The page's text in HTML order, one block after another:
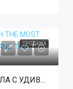
ПРОДАЖА
LA QUINTA: ПОТРЯСАЮЩАЯ ВИЛЛА С УДИВИТЕЛЬНЫМИ ВИДАМИ НА ГОРЫ, ГОЛЬФ И СРЕДИЗЕМНОЕ МОРЕ